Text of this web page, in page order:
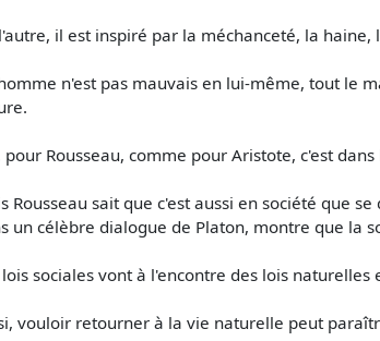
il est inspiré par la méchanceté, la
n'est pas mauvais en lui-même, tout le
pour Rousseau, comme pour Aristote, c'est
Rousseau sait que c'est aussi en société que
un célèbre dialogue de Platon, montre que la
lois sociales vont à l'encontre des lois
vouloir retourner à la vie naturelle peut